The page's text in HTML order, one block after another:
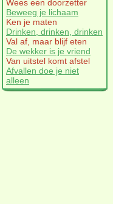
Wees een doorzetter
Beweeg je lichaam
Ken je maten
Drinken, drinken, drinken
Val af, maar blijf eten
De wekker is je vriend
Van uitstel komt afstel
Afvallen doe je niet
alleen